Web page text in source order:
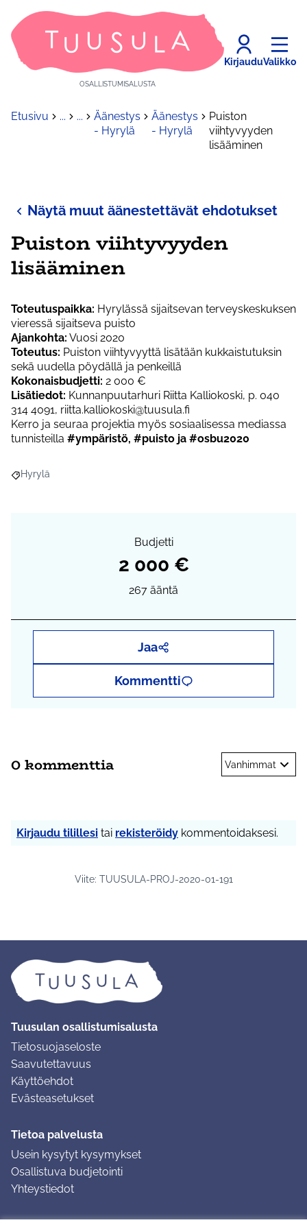
OSALLISTUMISALUSTA
KirjauduValikko
Etusivu ... ...
Äänestys
- Hyrylä
Äänestys
- Hyrylä
Puiston
viihtyvyyden
lisääminen
Näytä muut äänestettävät ehdotukset
Puiston viihtyvyyden
lisääminen
Toteutuspaikka: Hyrylässä sijaitsevan terveyskeskuksen
vieressä sijaitseva puisto
Ajankohta: Vuosi 2020
Toteutus: Puiston viihtyvyyttä lisätään kukkaistutuksin
sekä uudella pöydällä ja penkeillä
Kokonaisbudjetti: 2 000 €
Lisätiedot: Kunnanpuutarhuri Riitta Kalliokoski, p. 040
314 4091, riitta.kalliokoski@tuusula.fi
Kerro ja seuraa projektia myös sosiaalisessa mediassa
tunnisteilla #ympäristö, #puisto ja #osbu2020
Rajaa tulokset aihepiirin mukaan: Hyrylä
Hyrylä
Budjetti
2 000 €
267 ääntä
Jaa
Kommentti
0 kommenttia Vanhimmat
Kirjaudu tilillesi tai rekisteröidy kommentoidaksesi.
Viite: TUUSULA-PROJ-2020-01-191
Tuusulan osallistumisalusta
Tietosuojaseloste
Saavutettavuus
Käyttöehdot
Evästeasetukset
Tietoa palvelusta
Usein kysytyt kysymykset
Osallistuva budjetointi
Yhteystiedot